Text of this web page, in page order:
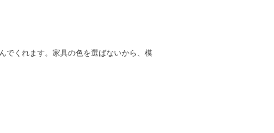
でくれます。家具の色を選ばないから、模